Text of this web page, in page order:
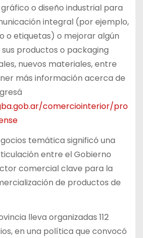
o diseño industrial para
integral (por ejemplo,
o etiquetas) o mejorar algún
productos o packaging
nuevos materiales, entre
más información acerca de
comerciointerior/pro
temática significó una
entre el Gobierno
comercial clave para la
de productos de
lleva organizadas 112
en una política que convocó